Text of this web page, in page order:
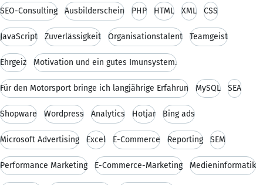
SEO-Consulting Ausbilderschein PHP HTML XML CSS
JavaScript Zuverlässigkeit Organisationstalent Teamgeist
Ehrgeiz Motivation und ein gutes Imunsystem.
Für den Motorsport bringe ich langjährige Erfahrun MySQL SEA
Shopware Wordpress Analytics Hotjar Bing ads
Microsoft Advertising Excel E-Commerce Reporting SEM
Performance Marketing E-Commerce-Marketing Medieninformatik